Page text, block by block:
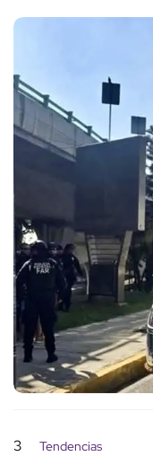
3 Tendencias